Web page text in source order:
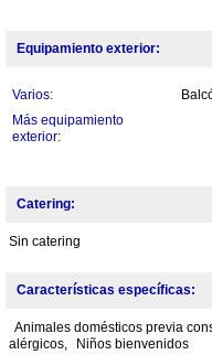
Equipamiento exterior:
Varios:
Más equipamiento
exterior:
Catering:
Sin catering
Características específicas:
Animales domésticos previa
alérgicos,
Niños bienvenidos